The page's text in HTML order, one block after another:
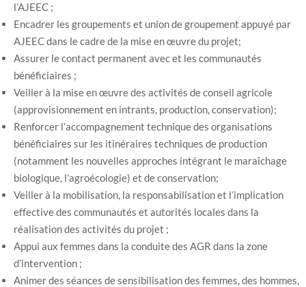
l’AJEEC ;
Encadrer les groupements et union de groupement appuyé par
AJEEC dans le cadre de la mise en œuvre du projet;
Assurer le contact permanent avec et les communautés
bénéficiaires ;
Veiller à la mise en œuvre des activités de conseil agricole
(approvisionnement en intrants, production, conservation);
Renforcer l’accompagnement technique des organisations
bénéficiaires sur les itinéraires techniques de production
(notamment les nouvelles approches intégrant le maraîchage
biologique, l’agroécologie) et de conservation;
Veiller à la mobilisation, la responsabilisation et l’implication
effective des communautés et autorités locales dans la
réalisation des activités du projet ;
Appui aux femmes dans la conduite des AGR dans la zone
d’intervention ;
Animer des séances de sensibilisation des femmes, des hommes,